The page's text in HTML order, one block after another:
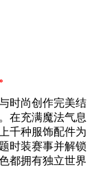
时尚创作完美结
在充满魔法气息
千种服饰配件为
时装赛事并解锁
都拥有独立世界